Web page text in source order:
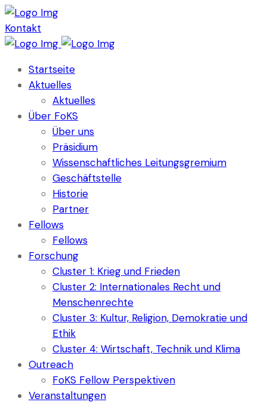
Kontakt
Startseite
Aktuelles
Aktuelles
Über FoKS
Über uns
Präsidium
Wissenschaftliches Leitungsgremium
Geschäftstelle
Historie
Partner
Fellows
Fellows
Forschung
Cluster 1: Krieg und Frieden
Cluster 2: Internationales Recht und
Menschenrechte
Cluster 3: Kultur, Religion, Demokratie und
Ethik
Cluster 4: Wirtschaft, Technik und Klima
Outreach
FoKS Fellow Perspektiven
Veranstaltungen